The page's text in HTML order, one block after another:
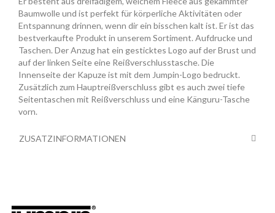
Baumwolle und ist perfekt für körperliche Aktivitäten oder
Entspannung drinnen, wenn dir ein bisschen kalt ist. Er ist das
bestverkaufte Produkt in unserem Sortiment. Aufdrucke und
Taschen. Der Anzug hat ein gesticktes Logo auf der Brust und
auf der linken Seite eine Reißverschlusstasche. Die
Innenseite der Kapuze ist mit dem Jumpin-Logo bedruckt.
Zusätzlich zum Hauptreißverschluss gibt es auch zwei tiefe
Seitentaschen mit Reißverschluss und eine Känguru-Tasche
vorn.
ZUSATZINFORMATIONEN